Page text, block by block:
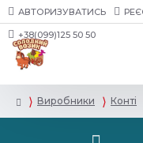
АВТОРИЗУВАТИСЬ
+38(099)125 50 50
Виробники Конті